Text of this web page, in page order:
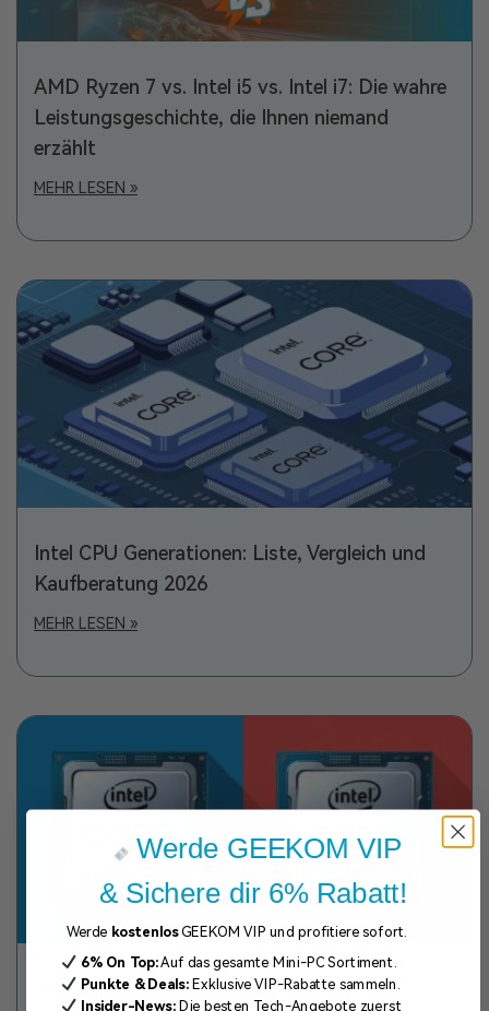
AMD Ryzen 7 vs. Intel i5 vs. Intel i7: Die wahre
Leistungsgeschichte, die Ihnen niemand
erzählt
MEHR LESEN »
Intel CPU Generationen: Liste, Vergleich und
Kaufberatung 2026
MEHR LESEN »
Intel i5 vs i7 Vergleich 2026: Welcher Prozessor
Werde GEEKOM VIP
& Sichere dir 6% Rabatt!
Werde kostenlosGEEKOM VIP und profitiere sofort.
6% On Top:Auf das gesamte Mini-PC Sortiment.
Punkte & Deals:Exklusive VIP-Rabatte sammeln.
Insider-News:Die besten Tech-Angebote zuerst